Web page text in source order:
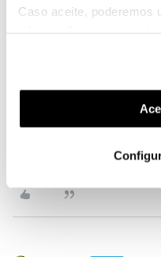
Caso aceite, poderemos
funcionalidades
funcionalidade) e
(cookies de publicidade
utilização dos cookies
Eu tenho o mesmo
originais e o problema
Há mais alguma coisa que